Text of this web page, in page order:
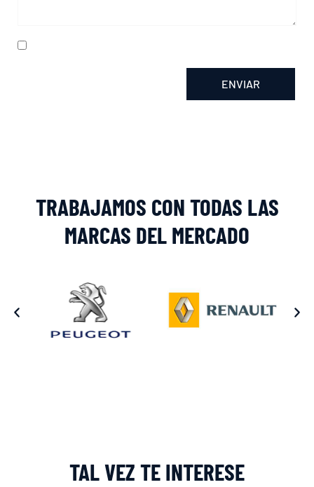
ENVIAR
TRABAJAMOS CON TODAS LAS
MARCAS DEL MERCADO
TAL VEZ TE INTERESE